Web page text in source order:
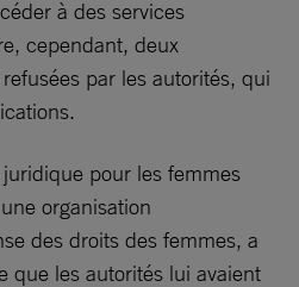
à des services
cependant, deux
par les autorités, qui
juridique pour les femmes
organisation
des droits des femmes, a
que les autorités lui avaient